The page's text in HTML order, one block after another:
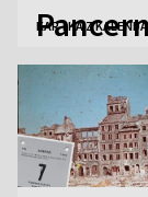
KARTKA Z